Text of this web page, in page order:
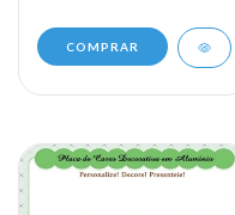
COMPRAR